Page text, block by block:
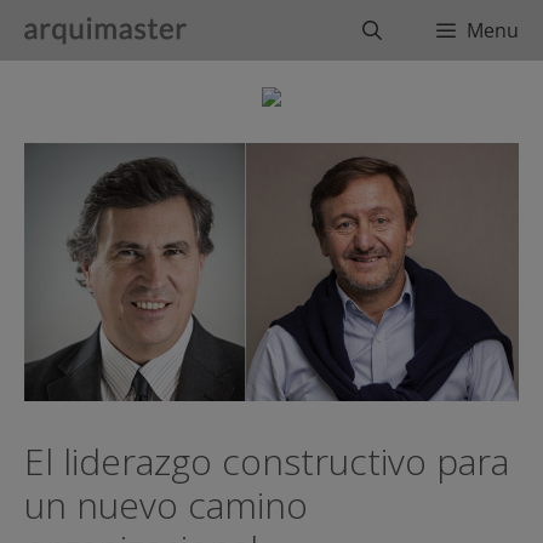
BuscarMenu
El liderazgo constructivo para
un nuevo camino